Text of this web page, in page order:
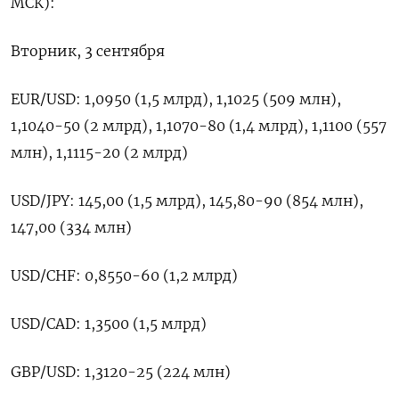
Вторник, 3 сентября
EUR/USD: 1,0950 (1,5 млрд), 1,1025 (509 млн),
1,1040-50 (2 млрд), 1,1070-80 (1,4 млрд), 1,1100 (557
млн), 1,1115-20 (2 млрд)
USD/JPY: 145,00 (1,5 млрд), 145,80-90 (854 млн),
147,00 (334 млн)
USD/CHF: 0,8550-60 (1,2 млрд)
USD/CAD: 1,3500 (1,5 млрд)
GBP/USD: 1,3120-25 (224 млн)